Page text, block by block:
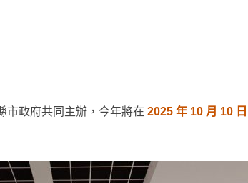
市政府共同主辦，今年將在 2025 年 10 月 10 日